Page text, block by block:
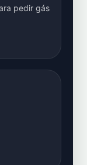
pedir gás